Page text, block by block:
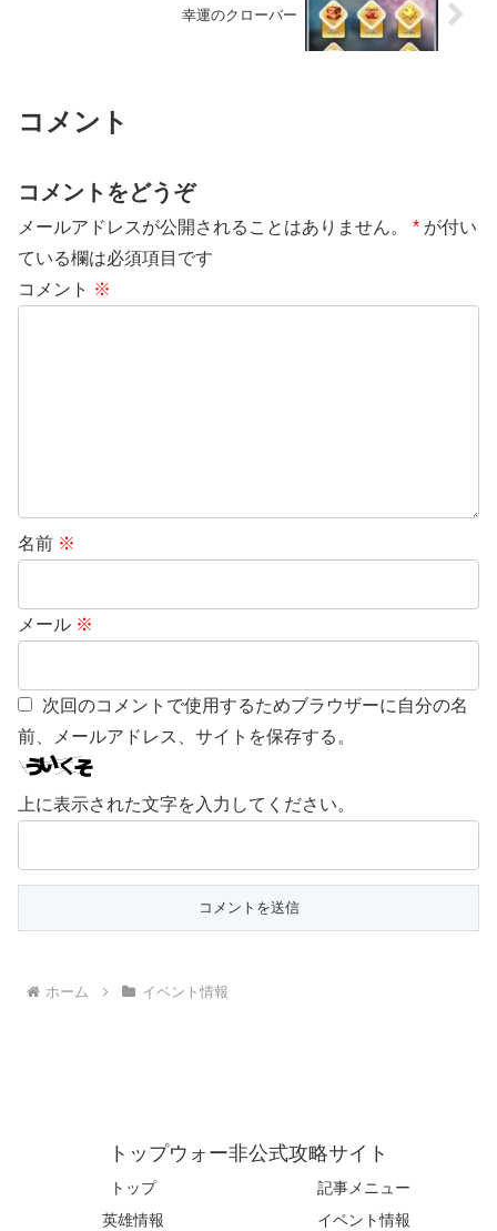
幸運のクローバー
コメント
コメントをどうぞ
メールアドレスが公開されることはありません。 * が付い
ている欄は必須項目です
コメント ※
名前 ※
メール ※
次回のコメントで使用するためブラウザーに自分の名
前、メールアドレス、サイトを保存する。
上に表示された文字を入力してください。
ホーム イベント情報
トップウォー非公式攻略サイト
トップ
記事メニュー
英雄情報
イベント情報